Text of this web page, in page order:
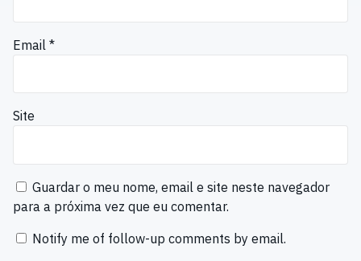
Email *
Site
Guardar o meu nome, email e site neste navegador
para a próxima vez que eu comentar.
Notify me of follow-up comments by email.